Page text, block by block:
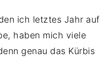
ich letztes Jahr auf
haben mich viele
genau das Kürbis